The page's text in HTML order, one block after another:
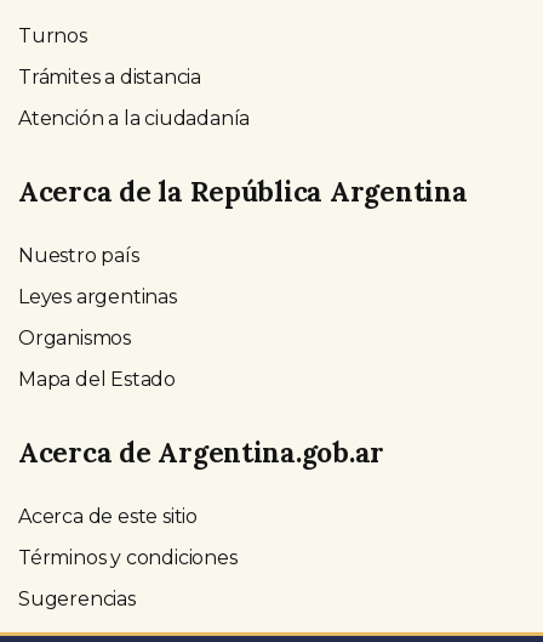
Turnos
Trámites a distancia
Atención a la ciudadanía
Acerca de la República Argentina
Nuestro país
Leyes argentinas
Organismos
Mapa del Estado
Acerca de Argentina.gob.ar
Acerca de este sitio
Términos y condiciones
Sugerencias